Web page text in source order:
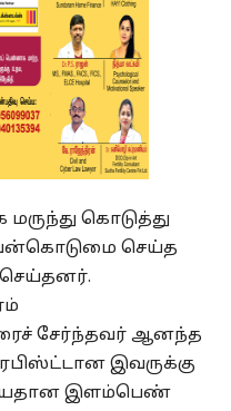
கொடுத்து
செய்த
சேர்ந்தவர் ஆனந்த
இவருக்கு
இளம்பெண்